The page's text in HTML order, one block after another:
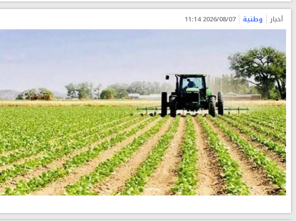
أخبار وطنية 2026/08/07 11:14